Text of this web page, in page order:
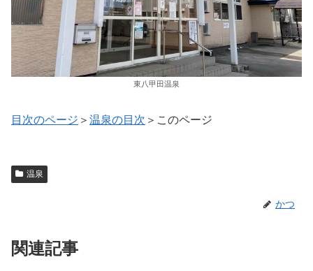
東八甲田温泉
目次のページ ＞ 温泉の目次 ＞このページ
温泉
かつ
関連記事